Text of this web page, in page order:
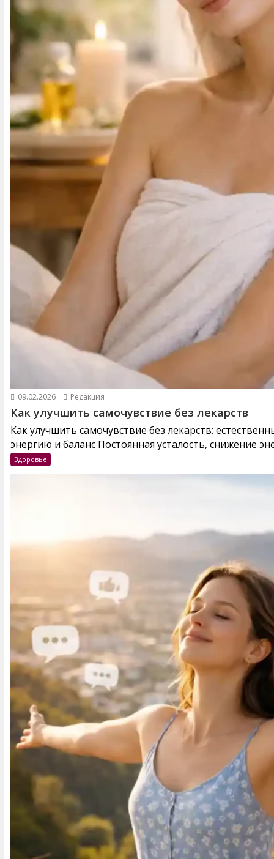
09.02.2026 Редакция
Как улучшить самочувствие без лекарств
Как улучшить самочувствие без лекарств:
энергию и баланс Постоянная усталость, снижение
Здоровье